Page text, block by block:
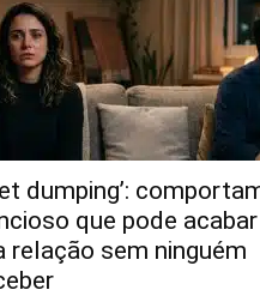
dumping’:
que pode
relação sem ninguém